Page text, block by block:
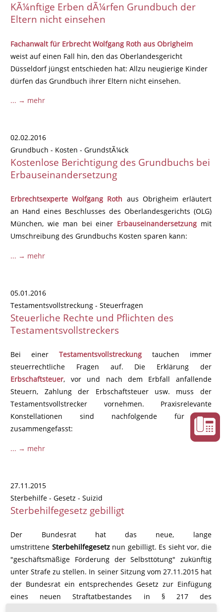
KÃ¼nftige Erben dÃ¼rfen Grundbuch der
Eltern nicht einsehen
Fachanwalt für Erbrecht Wolfgang Roth aus Obrigheim
weist auf einen Fall hin, den das Oberlandesgericht
Düsseldorf jüngst entschieden hat: Allzu neugierige Kinder
dürfen das Grundbuch ihrer Eltern nicht einsehen.
... → mehr
02.02.2016
Grundbuch - Kosten - GrundstÃ¼ck
Kostenlose Berichtigung des Grundbuchs bei
Erbauseinandersetzung
Erbrechtsexperte Wolfgang Roth aus Obrigheim erläutert
an Hand eines Beschlusses des Oberlandesgerichts (OLG)
München, wie man bei einer Erbauseinandersetzung mit
Umschreibung des Grundbuchs Kosten sparen kann:
... → mehr
05.01.2016
Testamentsvollstreckung - Steuerfragen
Steuerliche Rechte und Pflichten des
Testamentsvollstreckers
Bei einer Testamentsvollstreckung tauchen immer
steuerrechtliche Fragen auf. Die Erklärung der
Erbschaftsteuer, vor und nach dem Erbfall anfallende
Steuern, Zahlung der Erbschaftsteuer usw. muss der
Testamentsvollstrecker vornehmen. Praxisrelevante
Konstellationen sind nachfolgende für Sie
zusammengefasst:
... → mehr
27.11.2015
Sterbehilfe - Gesetz - Suizid
Sterbehilfegesetz gebilligt
Der Bundesrat hat das neue, lange
umstrittene Sterbehilfegesetz nun gebilligt. Es sieht vor, die
"geschäftsmäßige Förderung der Selbsttötung" zukünftig
unter Strafe zu stellen. In seiner Sitzung vom 27.11.2015 hat
der Bundesrat ein entsprechendes Gesetz zur Einfügung
eines neuen Straftatbestandes in § 217 des